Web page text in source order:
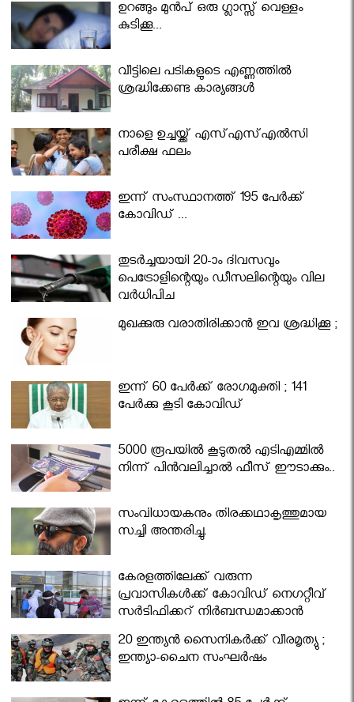
ഉറങ്ങും മുന്‍പ് ഒരു ഗ്ലാസ്സ് വെള്ളം
കുടിക്കൂ...
വീട്ടിലെ പടികളുടെ എണ്ണത്തിൽ
ശ്രദ്ധിക്കേണ്ട കാര്യങ്ങൾ
നാളെ ഉച്ചയ്ക്ക് എസ്എസ്എല്‍സി
പരീക്ഷ ഫലം
ഇന്ന് സംസ്ഥാനത്ത് 195 പേര്‍ക്ക്
കോവിഡ് ...
തുടർച്ചയായി 20-ാം ദിവസവും
പെട്രോളിന്റെയും ഡീസലിന്റെയും വില
വര്‍ധിപ്പിച്ചു
മുഖക്കുരു വരാതിരിക്കാന്‍ ഇവ ശ്രദ്ധിക്കൂ ;
ഇന്ന് 60 പേർക്ക് രോഗമുക്തി ; 141
പേര്‍ക്കു കൂടി കോവിഡ്
5000 രൂപയിൽ കൂടുതൽ എടിഎമ്മിൽ
നിന്ന് പിൻവലിച്ചാൽ ഫീസ് ഈടാക്കും..
സംവിധായകനും തിരക്കഥാകൃത്തുമായ
സച്ചി അന്തരിച്ചു.
കേരളത്തിലേക്ക് വരുന്ന
പ്രവാസികള്‍ക്ക് കോവിഡ് നെഗറ്റീവ്
സര്‍ട്ടിഫിക്കറ്റ് നിർബന്ധമാക്കാൻ
മന്ത്രിസഭ
20 ഇന്ത്യൻ സൈനികർക്ക് വീരമൃത്യു ;
ഇന്ത്യാ-ചൈന സംഘർഷം